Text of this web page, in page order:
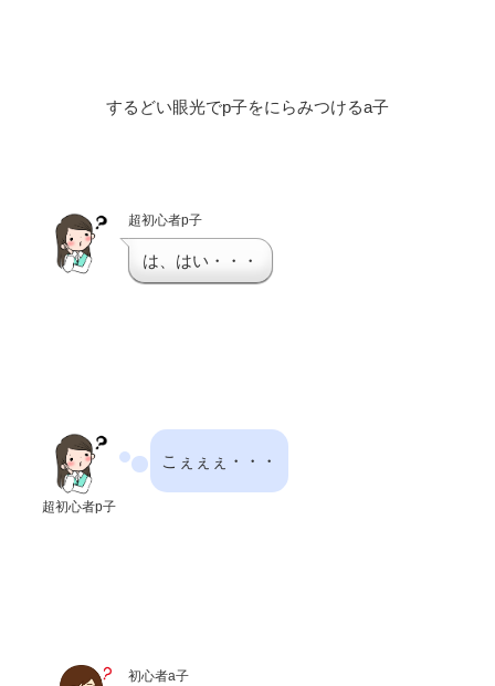
するどい眼光でp子をにらみつけるa子
超初心者p子
は、はい・・・
超初心者p子
こぇぇぇ・・・
初心者a子